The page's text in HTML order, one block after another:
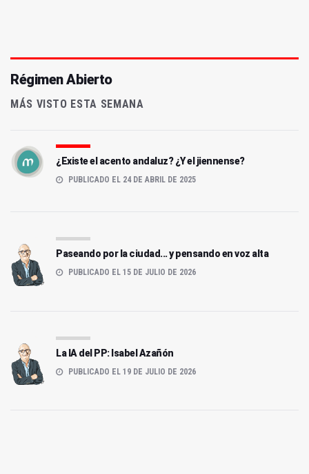
Régimen Abierto
MÁS VISTO ESTA SEMANA
¿Existe el acento andaluz? ¿Y el jiennense?
PUBLICADO EL 24 DE ABRIL DE 2025
Paseando por la ciudad... y pensando en voz alta
PUBLICADO EL 15 DE JULIO DE 2026
La IA del PP: Isabel Azañón
PUBLICADO EL 19 DE JULIO DE 2026